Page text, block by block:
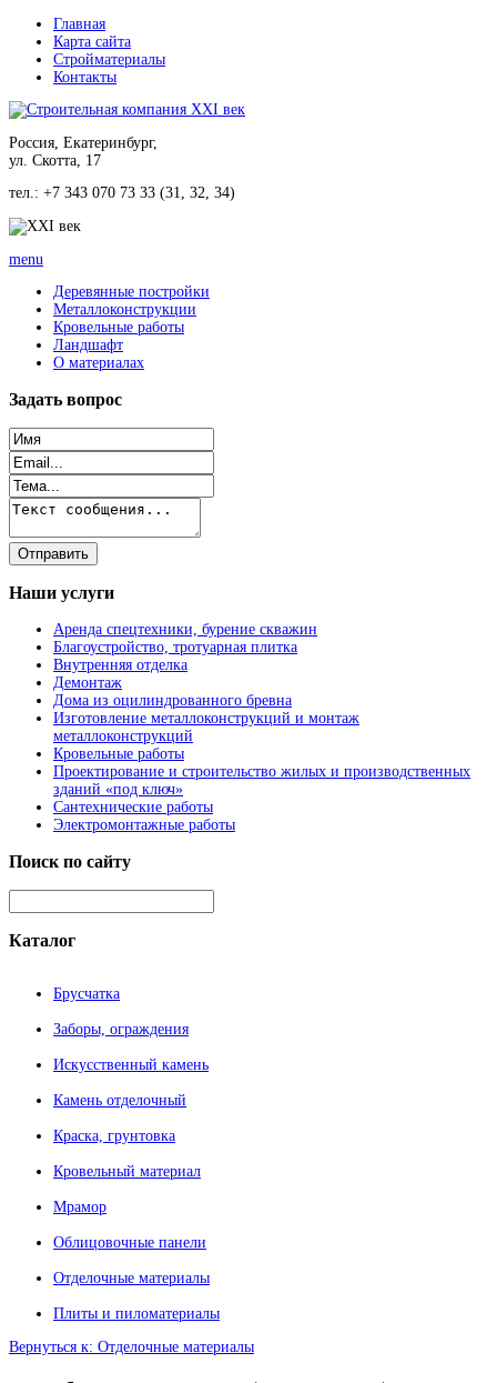
Главная
Карта сайта
Стройматериалы
Контакты
Россия, Екатеринбург,
ул. Скотта, 17
тел.: +7 343 070 73 33 (31, 32, 34)
menu
Деревянные постройки
Металлоконструкции
Кровельные работы
Ландшафт
О материалах
Задать вопрос
Наши услуги
Аренда спецтехники, бурение скважин
Благоустройство, тротуарная плитка
Внутренняя отделка
Демонтаж
Дома из оцилиндрованного бревна
Изготовление металлоконструкций и монтаж
металлоконструкций
Кровельные работы
Проектирование и строительство жилых и производственных
зданий «под ключ»
Сантехнические работы
Электромонтажные работы
Поиск по сайту
Каталог
Брусчатка
Заборы, ограждения
Искусственный камень
Камень отделочный
Краска, грунтовка
Кровельный материал
Мрамор
Облицовочные панели
Отделочные материалы
Плиты и пиломатериалы
Вернуться к: Отделочные материалы